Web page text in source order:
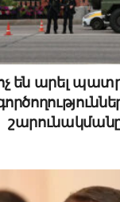
են արել